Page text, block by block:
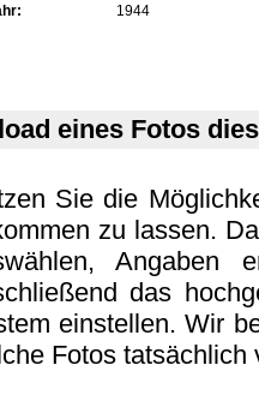
1944
eines Fotos
Sie die
zu lassen.
Angaben
das
einstellen. Wir
Fotos tatsächlich